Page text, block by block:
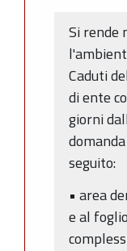
Si rende
Caduti
di ente
giorni
seguito:
• area
e al